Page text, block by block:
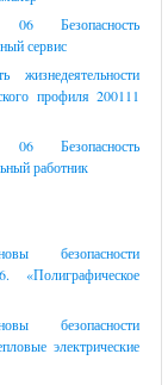
Безопасность
сервис
жизнедеятельности
профиля 200111
Безопасность
работник
безопасности
«Полиграфическое
безопасности
электрические